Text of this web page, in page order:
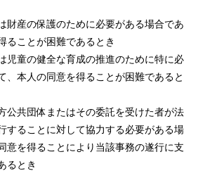
財産の保護のために必要がある場合であ
ることが困難であるとき
児童の健全な育成の推進のために特に必
、本人の同意を得ることが困難であると
公共団体またはその委託を受けた者が法
することに対して協力する必要がある場
意を得ることにより当該事務の遂行に支
るとき